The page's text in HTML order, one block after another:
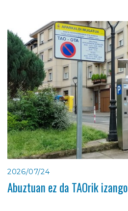
2026/07/24
Abuztuan ez da TAOrik izango